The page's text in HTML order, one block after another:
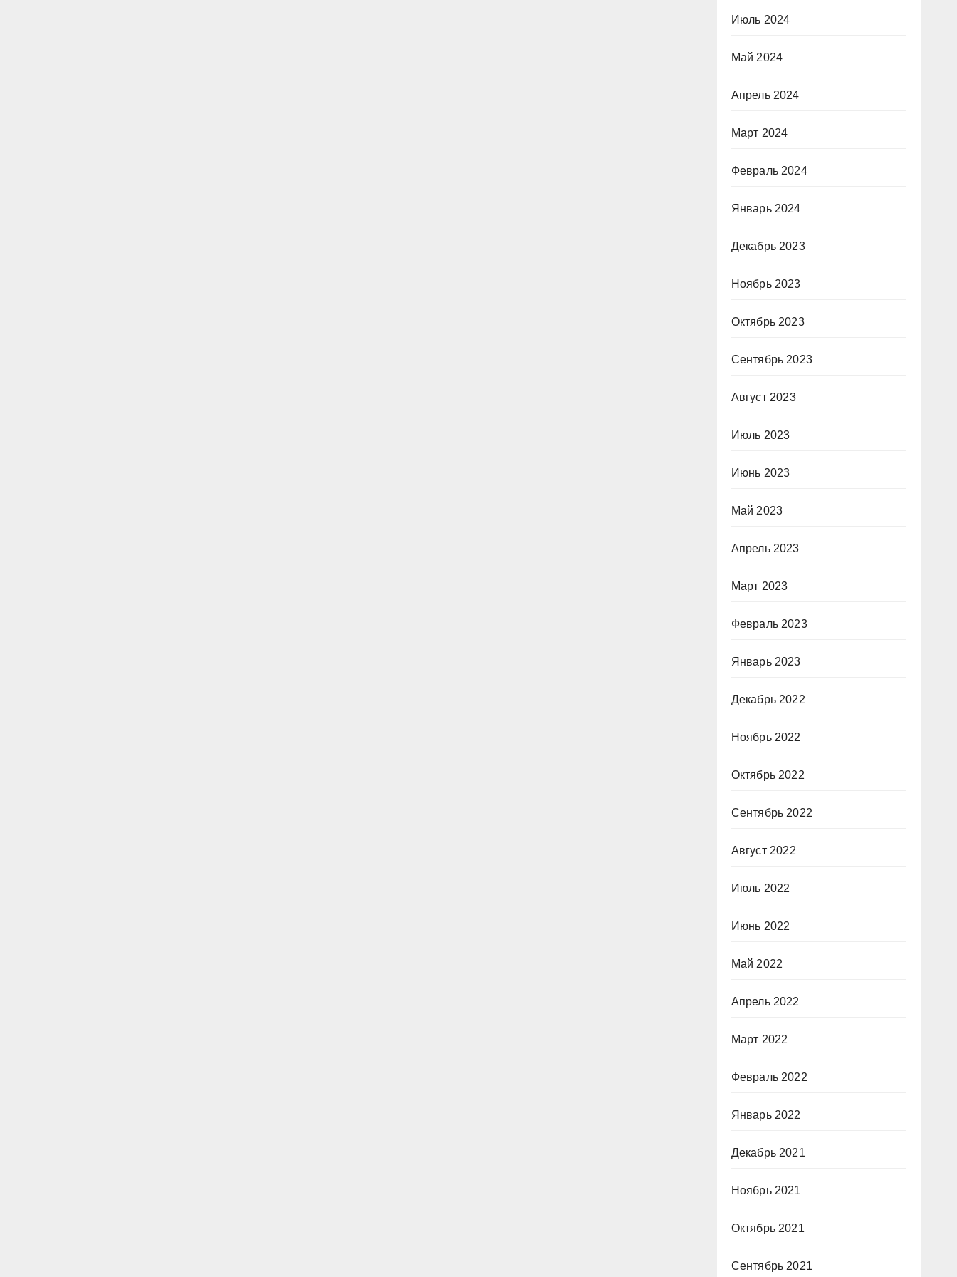
Июль 2024
Май 2024
Апрель 2024
Март 2024
Февраль 2024
Январь 2024
Декабрь 2023
Ноябрь 2023
Октябрь 2023
Сентябрь 2023
Август 2023
Июль 2023
Июнь 2023
Май 2023
Апрель 2023
Март 2023
Февраль 2023
Январь 2023
Декабрь 2022
Ноябрь 2022
Октябрь 2022
Сентябрь 2022
Август 2022
Июль 2022
Июнь 2022
Май 2022
Апрель 2022
Март 2022
Февраль 2022
Январь 2022
Декабрь 2021
Ноябрь 2021
Октябрь 2021
Сентябрь 2021